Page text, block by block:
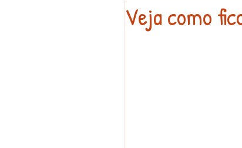
Veja como